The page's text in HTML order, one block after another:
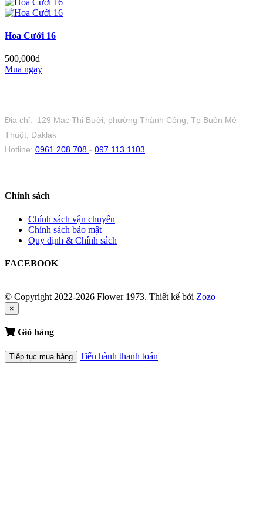
Hoa Cưới 16
500,000đ
Mua ngay
Địa chỉ: 129 Mạc Thị Bưởi, phường Thành Công, Tp Buôn Mê
Thuột, Daklak
Hotline: 0961 208 708 - 097 113 1103
Chính sách
Chính sách vận chuyển
Chính sách bảo mật
Quy định & Chính sách
FACEBOOK
© Copyright 2022-2026 Flower 1973. Thiết kế bởi Zozo
×
Giỏ hàng
Tiếp tục mua hàng Tiến hành thanh toán